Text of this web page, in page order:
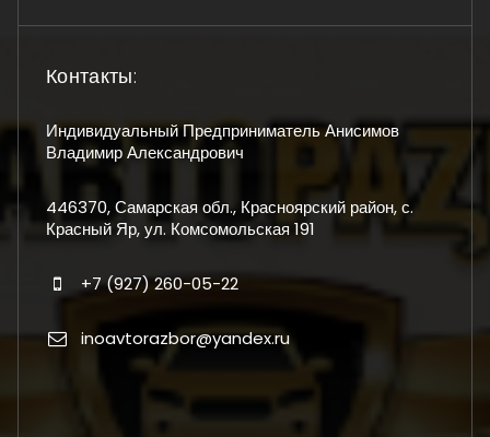
Контакты:
Индивидуальный Предприниматель Анисимов
Владимир Александрович
446370, Самарская обл., Красноярский район, с.
Красный Яр, ул. Комсомольская 191
+7 (927) 260-05-22
inoavtorazbor@yandex.ru